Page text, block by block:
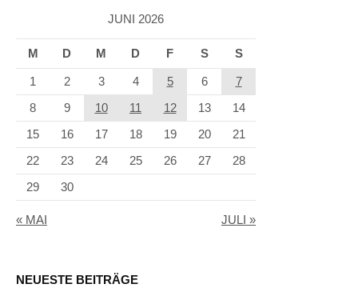
JUNI 2026
M D M D F S S
« MAI JULI »
1 2 3 4 5 6 7
8 9 10 11 12 13 14
15 16 17 18 19 20 21
22 23 24 25 26 27 28
29 30
NEUESTE BEITRÄGE